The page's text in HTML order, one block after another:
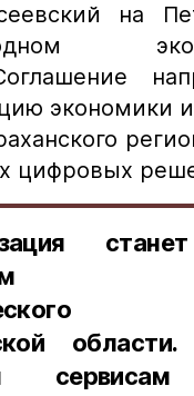
на
экономики
цифровых
сервисам